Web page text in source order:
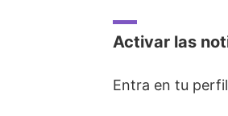
Activar las
Entra en tu